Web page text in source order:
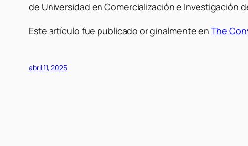
de Universidad en Comercialización e Investigación
Este artículo fue publicado originalmente en The
abril 11, 2025